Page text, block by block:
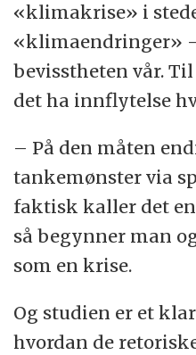
«klimakrise» i
«klimaendringer»
bevisstheten vår.
det ha innflytelse
– På den måten
tankemønster via
faktisk kaller det
så begynner man
som en krise.
Og studien er et
hvordan de